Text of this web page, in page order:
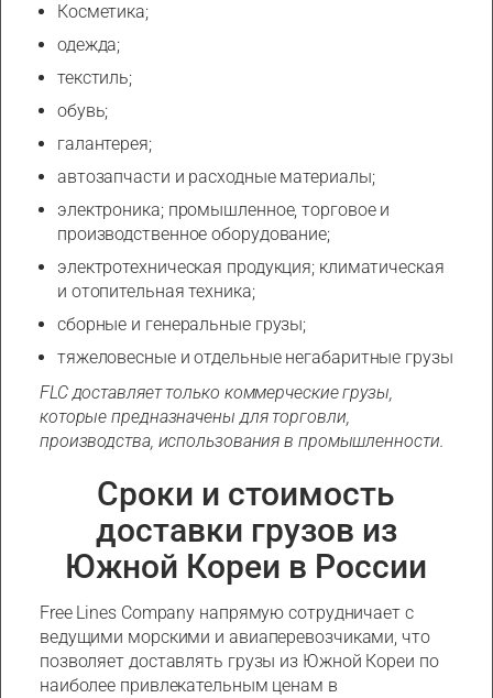
Косметика;
одежда;
текстиль;
обувь;
галантерея;
автозапчасти и расходные материалы;
электроника; промышленное, торговое и
производственное оборудование;
электротехническая продукция; климатическая
и отопительная техника;
сборные и генеральные грузы;
тяжеловесные и отдельные негабаритные грузы
FLC доставляет только коммерческие грузы,
которые предназначены для торговли,
производства, использования в промышленности.
Сроки и стоимость
доставки грузов из
Южной Кореи в России
Free Lines Company напрямую сотрудничает с
ведущими морскими и авиаперевозчиками, что
позволяет доставлять грузы из Южной Кореи по
наиболее привлекательным ценам в